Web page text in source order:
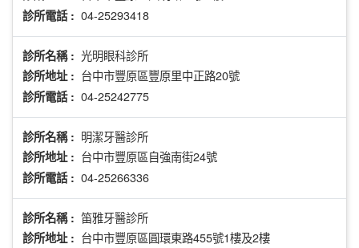
診所電話 : 04-25293418
診所名稱 : 光明眼科診所
診所地址 : 台中市豐原區豐原里中正路20號
診所電話 : 04-25242775
診所名稱 : 明潔牙醫診所
診所地址 : 台中市豐原區自強南街24號
診所電話 : 04-25266336
診所名稱 : 笛雅牙醫診所
診所地址 : 台中市豐原區圓環東路455號1樓及2樓